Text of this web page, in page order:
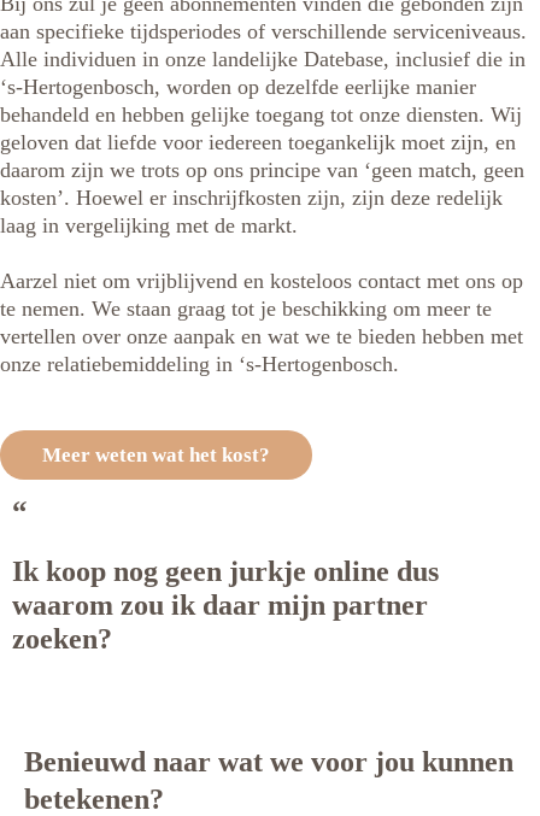
aan specifieke tijdsperiodes of verschillende serviceniveaus.
Alle individuen in onze landelijke Datebase, inclusief die in
‘s-Hertogenbosch, worden op dezelfde eerlijke manier
behandeld en hebben gelijke toegang tot onze diensten. Wij
geloven dat liefde voor iedereen toegankelijk moet zijn, en
daarom zijn we trots op ons principe van ‘geen match, geen
kosten’. Hoewel er inschrijfkosten zijn, zijn deze redelijk
laag in vergelijking met de markt.
Aarzel niet om vrijblijvend en kosteloos contact met ons op
te nemen. We staan graag tot je beschikking om meer te
vertellen over onze aanpak en wat we te bieden hebben met
onze relatiebemiddeling in ‘s-Hertogenbosch.
Meer weten wat het kost?
“
Ik koop nog geen jurkje online dus
waarom zou ik daar mijn partner
zoeken?
Benieuwd naar wat we voor jou kunnen
betekenen?